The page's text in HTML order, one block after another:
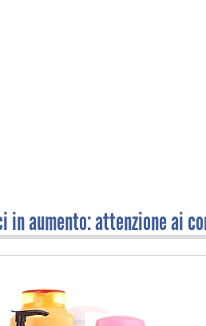
aumento: attenzione ai